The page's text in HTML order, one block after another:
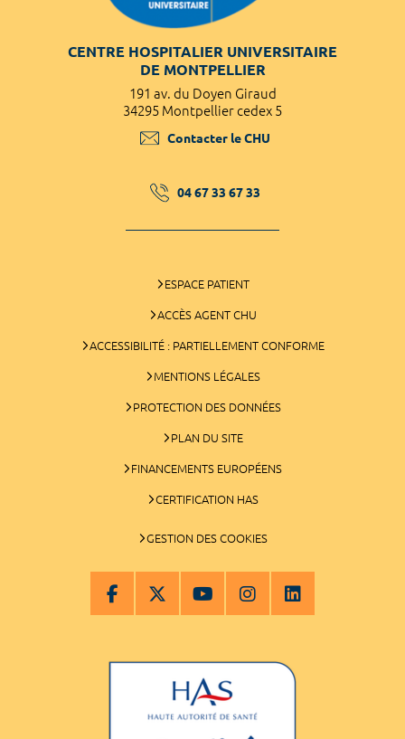
CENTRE HOSPITALIER UNIVERSITAIRE
DE MONTPELLIER
191 av. du Doyen Giraud
34295 Montpellier cedex 5
Contacter le CHU
04 67 33 67 33
ESPACE PATIENT
ACCÈS AGENT CHU
ACCESSIBILITÉ : PARTIELLEMENT CONFORME
MENTIONS LÉGALES
PROTECTION DES DONNÉES
PLAN DU SITE
FINANCEMENTS EUROPÉENS
CERTIFICATION HAS
GESTION DES COOKIES